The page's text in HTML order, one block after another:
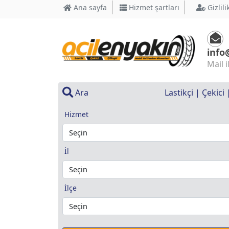
Ana sayfa Hizmet şartları
Mail
Ara Lastikçi | Çekici
Hizmet
İl
İlçe